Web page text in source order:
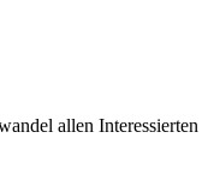
allen Interessierten